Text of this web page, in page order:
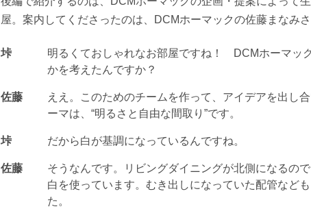
屋。案内してくださったのは、DCMホーマックの佐藤まなみさ
垰
明るくておしゃれなお部屋ですね！ DCMホーマッ
かを考えたんですか？
佐藤
ええ。このためのチームを作って、アイデアを出し
ーマは、“明るさと自由な間取り”です。
垰 だから白が基調になっているんですね。
佐藤
そうなんです。リビングダイニングが北側になるの
白を使っています。むき出しになっていた配管など
た。